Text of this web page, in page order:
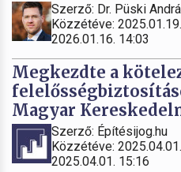
Szerző: Dr. Püski
Közzétéve:
2026.01.16. 14:03
Megkezdte a
Magyar
Szerző: Építésijog.hu
Közzétéve:
2025.04.01. 15:16